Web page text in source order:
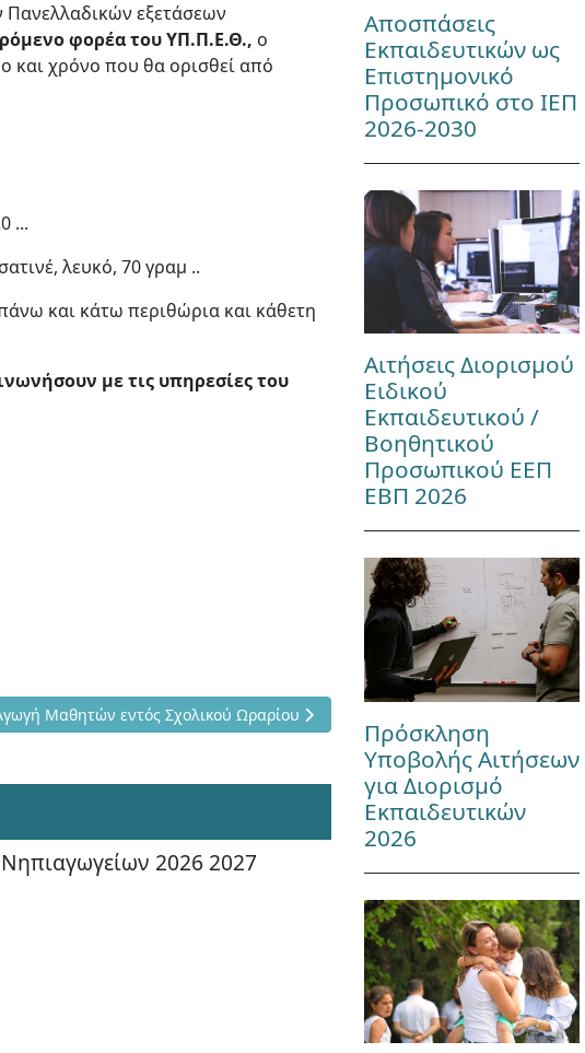
Πανελλαδικών εξετάσεων
φορέα του ΥΠ.Π.Ε.Θ., ο
και χρόνο που θα ορισθεί από
...
λευκό, 70 γραμ ..
και κάτω περιθώρια και κάθετη
με τις υπηρεσίες του
Αγωγή Μαθητών εντός Σχολικού Ωραρίου
Μαθητών εντός Σχολικού Ωραρίου
2026 2027
Αποσπάσεις
Εκπαιδευτικών ως
Επιστημονικό
Προσωπικό στο ΙΕΠ
2026-2030
Αιτήσεις Διορισμού
Ειδικού
Εκπαιδευτικού /
Βοηθητικού
Προσωπικού ΕΕΠ
ΕΒΠ 2026
Πρόσκληση
Υποβολής Αιτήσεων
για Διορισμό
Εκπαιδευτικών
2026